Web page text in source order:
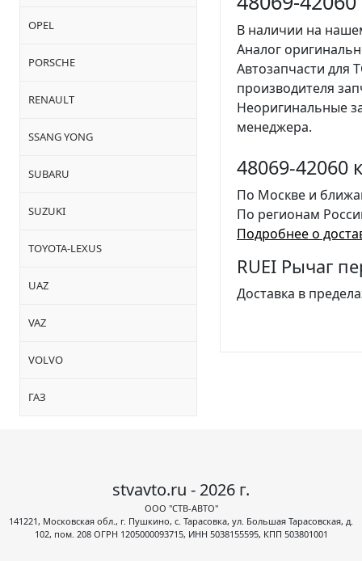
OPEL
PORSCHE
RENAULT
SSANG YONG
SUBARU
SUZUKI
TOYOTA-LEXUS
UAZ
VAZ
VOLVO
ГАЗ
В наличии на
Аналог
Автозапчасти для
производителя
Неоригинальные
менеджера.
48069-42060
По Москве и
По регионам
Подробнее о
RUEI Рычаг
Доставка в
stvavto.ru - 2026 г.
ООО "СТВ-АВТО"
141221, Московская обл., г. Пушкино, с. Тарасовка, ул. Большая Тарасовская, д.
102, пом. 208 ОГРН 1205000093715, ИНН 5038155595, КПП 503801001